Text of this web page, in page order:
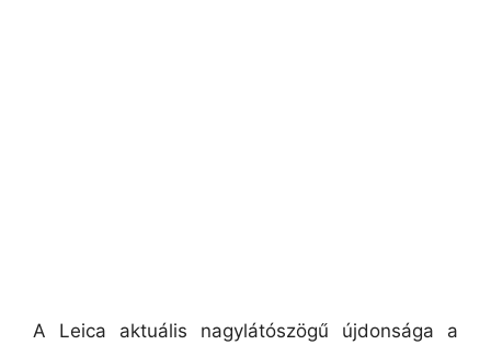
A Leica aktuális nagylátószögű újdonsága a